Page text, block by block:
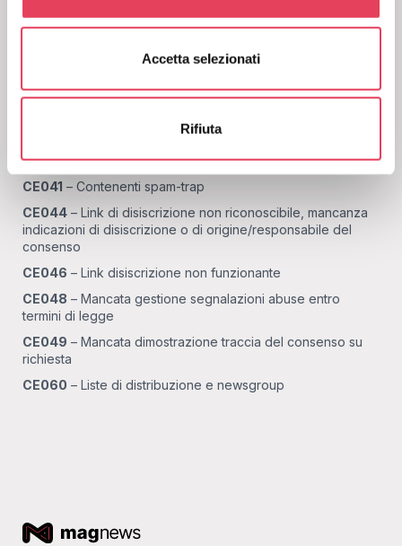
Accetta selezionati
Rifiuta
CE031– Comprati da terze parti
– Prestati/Regalati
– Clienti B2C senza consenso
CE040– Inutilizzati da più di 12 mesi
CE041 – Contenenti spam-trap
CE044– Link di disiscrizione non riconoscibile, mancanza
indicazioni di disiscrizione o di origine/responsabile del
consenso
CE046 – Link disiscrizione non funzionante
CE048 – Mancata gestione segnalazioni abuse entro
termini di legge
CE049 – Mancata dimostrazione traccia del consenso su
richiesta
CE060 – Liste di distribuzione e newsgroup